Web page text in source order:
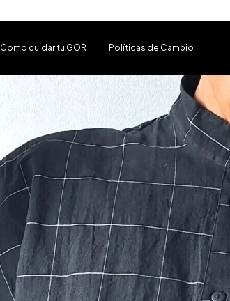
Como cuidar tu GOR Políticas de Cambio